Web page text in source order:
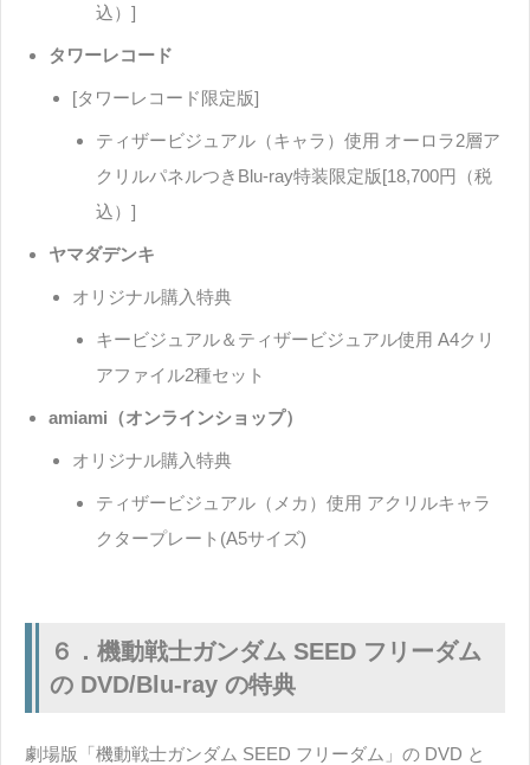
込）]
タワーレコード
[タワーレコード限定版]
ティザービジュアル（キャラ）使用 オーロラ2層ア
クリルパネルつきBlu-ray特装限定版[18,700円（税
込）]
ヤマダデンキ
オリジナル購入特典
キービジュアル＆ティザービジュアル使用 A4クリ
アファイル2種セット
amiami（オンラインショップ）
オリジナル購入特典
ティザービジュアル（メカ）使用 アクリルキャラ
クタープレート(A5サイズ)
６．機動戦士ガンダム SEED フリーダム
の DVD/Blu-ray の特典
劇場版「機動戦士ガンダム SEED フリーダム」の DVD と